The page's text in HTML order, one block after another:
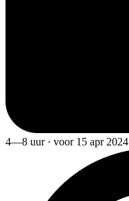
4—8 uur · voor 15 apr 2024